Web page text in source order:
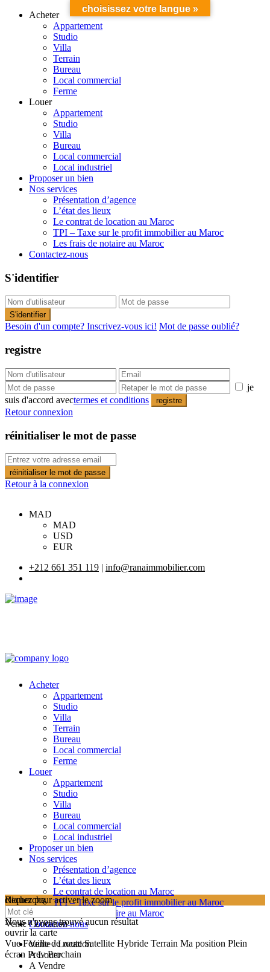
Acheter
Appartement
Studio
Villa
Terrain
Bureau
Local commercial
Ferme
Louer
Appartement
Studio
Villa
Bureau
Local commercial
Local industriel
Proposer un bien
Nos services
Présentation d’agence
L’état des lieux
Le contrat de location au Maroc
TPI – Taxe sur le profit immobilier au Maroc
Les frais de notaire au Maroc
Contactez-nous
S'identifier
S'identifier
Besoin d'un compte? Inscrivez-vous ici! Mot de passe oublié?
registre
je
suis d'accord avectermes et conditions registre
Retour connexion
réinitialiser le mot de passe
réinitialiser le mot de passe
Retour à la connexion
MAD
MAD
USD
EUR
+212 661 351 119 | info@ranaimmobilier.com
Acheter
Appartement
Studio
Villa
Terrain
Bureau
Local commercial
Ferme
Louer
Appartement
Studio
Villa
Bureau
Local commercial
Local industriel
Proposer un bien
Nos services
Présentation d’agence
L’état des lieux
Le contrat de location au Maroc
TPI – Taxe sur le profit immobilier au Maroc
Les frais de notaire au Maroc
Contactez-nous
cliquez pour activer le zoom
searching...
Nous n'avons trouvé aucun résultat
ouvrir la carte
Vue Feuille de route Satellite Hybride Terrain Ma position Plein
écran Prev Prochain
Recherche
Vente / Location
Vente / Location
A Louer
A Vendre
choisissez votre langue »